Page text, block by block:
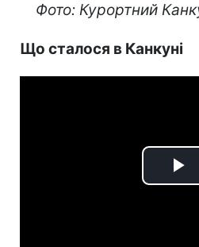
Фото: Курортний
Що сталося в Канкуні